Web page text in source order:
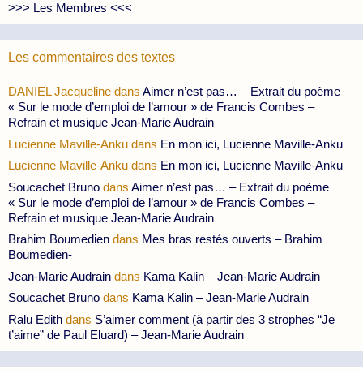
>>> Les Membres <<<
Les commentaires des textes
DANIEL Jacqueline dans Aimer n’est pas… – Extrait du poème
« Sur le mode d’emploi de l’amour » de Francis Combes –
Refrain et musique Jean-Marie Audrain
Lucienne Maville-Anku dans En mon ici, Lucienne Maville-Anku
Lucienne Maville-Anku dans En mon ici, Lucienne Maville-Anku
Soucachet Bruno dans Aimer n’est pas… – Extrait du poème
« Sur le mode d’emploi de l’amour » de Francis Combes –
Refrain et musique Jean-Marie Audrain
Brahim Boumedien dans Mes bras restés ouverts – Brahim
Boumedien-
Jean-Marie Audrain dans Kama Kalin – Jean-Marie Audrain
Soucachet Bruno dans Kama Kalin – Jean-Marie Audrain
Ralu Edith dans S’aimer comment (à partir des 3 strophes “Je
t’aime” de Paul Eluard) – Jean-Marie Audrain